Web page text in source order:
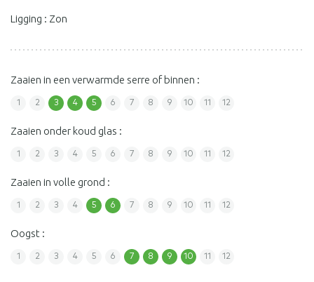
Ligging : Zon
Zaaien in een verwarmde serre of binnen :
1 2 3 4 5 6 7 8 9 10 11 12
Zaaien onder koud glas :
1 2 3 4 5 6 7 8 9 10 11 12
Zaaien in volle grond :
1 2 3 4 5 6 7 8 9 10 11 12
Oogst :
1 2 3 4 5 6 7 8 9 10 11 12